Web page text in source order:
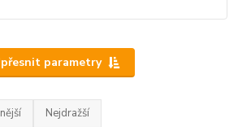
parametry
Nejdražší